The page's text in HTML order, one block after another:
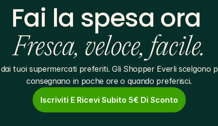
Fai la spesa ora
Fresca, veloce, facile.
tuoi supermercati preferiti. Gli Shopper Everli scelgono
consegnano in poche ore o quando preferisci.
Iscriviti E Ricevi Subito 5€ Di Sconto